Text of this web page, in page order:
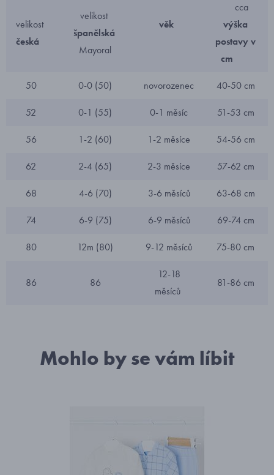
velikost
česká
velikost
španělská
Mayoral
věk
cca
výška
postavy v
cm
50 0-0 (50) novorozenec 40-50 cm
52 0-1 (55) 0-1 měsíc 51-53 cm
56 1-2 (60) 1-2 měsíce 54-56 cm
62 2-4 (65) 2-3 měsíce 57-62 cm
68 4-6 (70) 3-6 měsíců 63-68 cm
74 6-9 (75) 6-9 měsíců 69-74 cm
80 12m (80) 9-12 měsíců 75-80 cm
86 86
12-18
měsíců
81-86 cm
Mohlo by se vám líbit